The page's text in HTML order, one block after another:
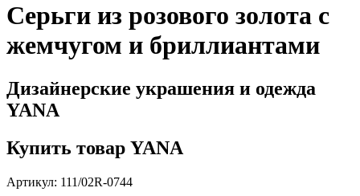
Серьги из розового золота с
жемчугом и бриллиантами
Дизайнерские украшения и одежда
YANA
Купить товар YANA
Артикул: 111/02R-0744